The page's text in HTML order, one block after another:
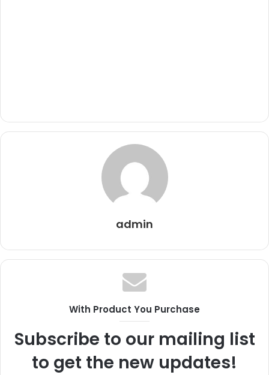
admin
With Product You Purchase
Subscribe to our mailing list
to get the new updates!